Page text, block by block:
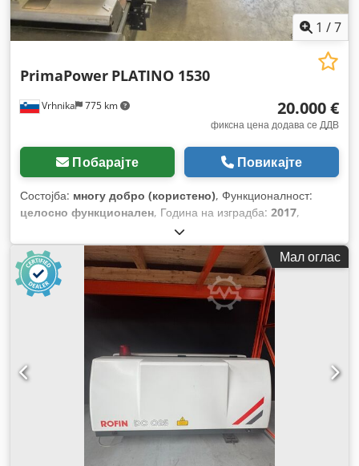
1 /7
Vrhnika 775 km
PrimaPower PLATINO 1530
20.000 €
фиксна цена додава се ДДВ
Побарајте Повикајте
Состојба: многу добро (користено), Функционалност:
целосно функционален, Година на изградба: 2017,
, број на машина/возило:
P7.02.00.03, тип на управување:CNC управување, степен
на автоматизација:автоматски, тип на активирање:
електричен, тип на ласер:CO₂ ласер, часови на ласер:
6.300 h
, должина на масата:3.000 мм, ширина на масата:
3 kW (4,08 коњски сили)
, тип на ладење:
Мал оглас